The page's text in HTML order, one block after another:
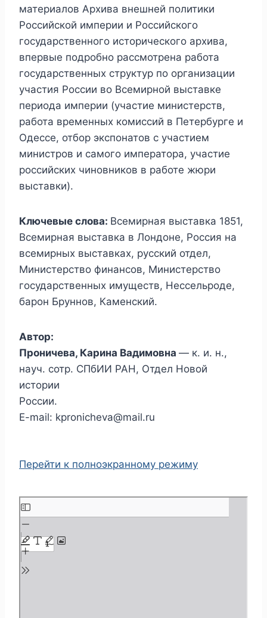
материалов Архива внешней политики
Российской империи и Российского
государственного исторического архива,
впервые подробно рассмотрена работа
государственных структур по организации
участия России во Всемирной выставке
периода империи (участие министерств,
работа временных комиссий в Петербурге и
Одессе, отбор экспонатов с участием
министров и самого императора, участие
российских чиновников в работе жюри
выставки).
Ключевые слова: Всемирная выставка 1851,
Всемирная выставка в Лондоне, Россия на
всемирных выставках, русский отдел,
Министерство финансов, Министерство
государственных имуществ, Нессельроде,
барон Бруннов, Каменский.
Автор:
Проничева, Карина Вадимовна — к. и. н.,
науч. сотр. СПбИИ РАН, Отдел Новой
истории
России.
E-mail: kpronicheva@mail.ru
Перейти к полноэкранному режиму
П
е
р
е
й